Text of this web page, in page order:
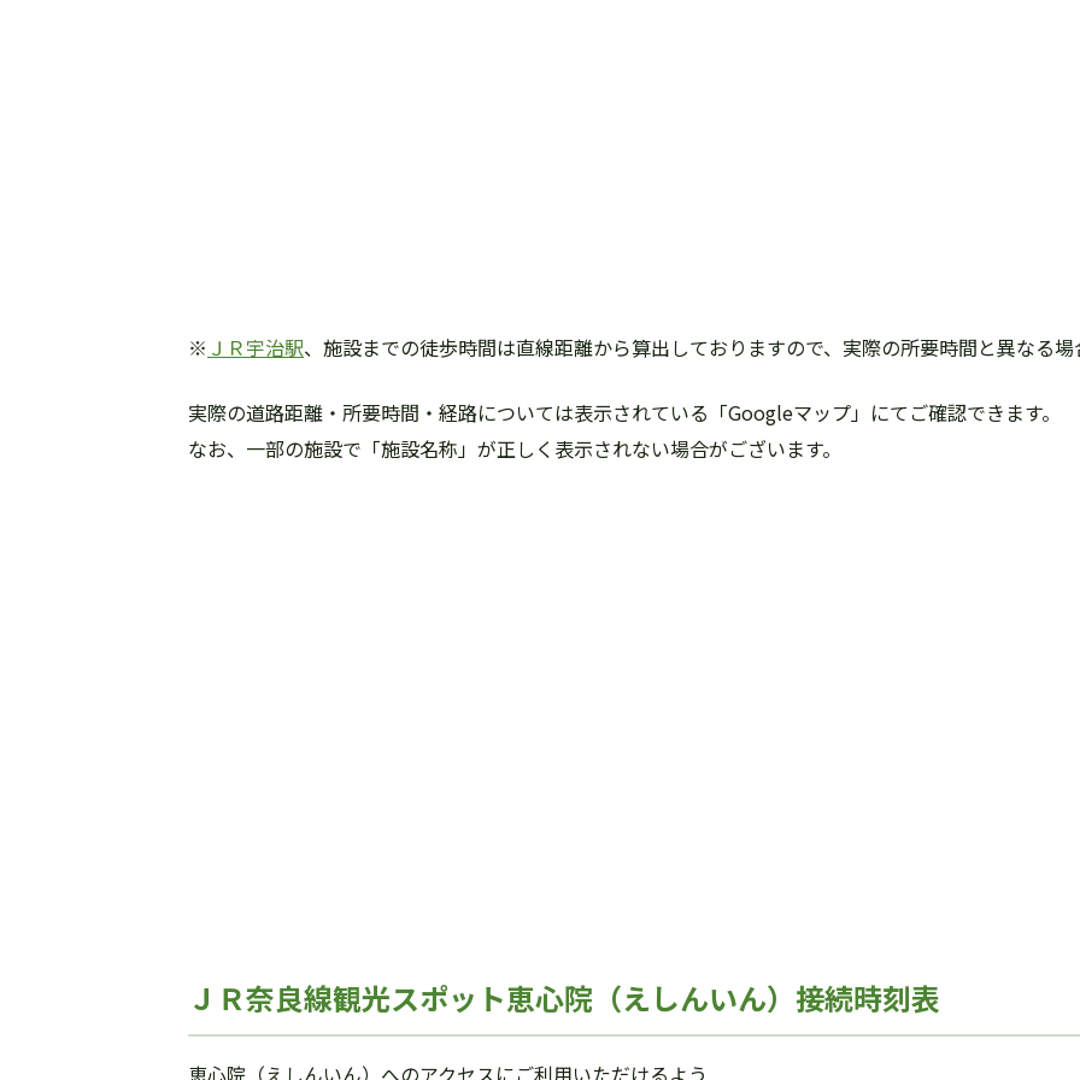
※ ＪＲ宇治駅、施設までの徒歩時間は直線距離から算出しておりますので、実際の所要時間と異なる場
実際の道路距離・所要時間・経路については表示されている「Googleマップ」にてご確認できます。
なお、一部の施設で「施設名称」が正しく表示されない場合がございます。
ＪＲ奈良線観光スポット恵心院（えしんいん）接続時刻表
恵心院（えしんいん）へのアクセスにご利用いただけるよう